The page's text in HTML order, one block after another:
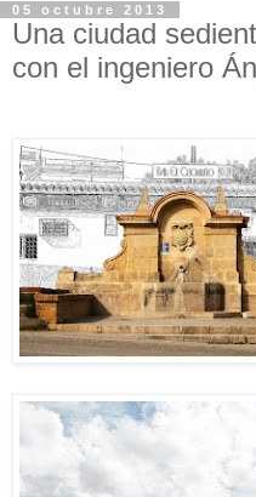
05 octubre 2013
Una ciudad
con el ingeniero